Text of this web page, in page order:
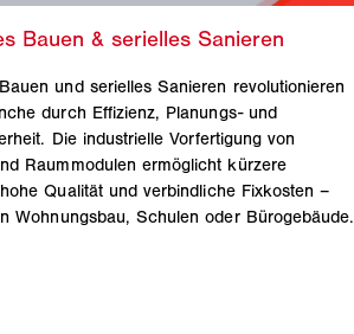
und serielles Sanieren revolutionieren
durch Effizienz, Planungs- und
Die industrielle Vorfertigung von
Raummodulen ermöglicht kürzere
Qualität und verbindliche Fixkosten –
Wohnungsbau, Schulen oder Bürogebäude.